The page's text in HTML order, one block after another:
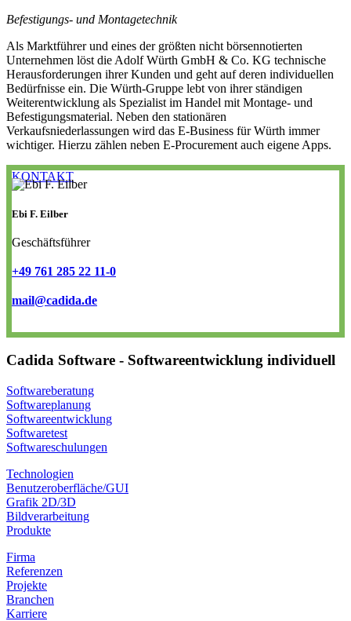
Befestigungs- und Montagetechnik
Als Marktführer und eines der größten nicht börsennotierten
Unternehmen löst die Adolf Würth GmbH & Co. KG technische
Herausforderungen ihrer Kunden und geht auf deren individuellen
Bedürfnisse ein. Die Würth-Gruppe lebt von ihrer ständigen
Weiterentwicklung als Spezialist im Handel mit Montage- und
Befestigungsmaterial. Neben den stationären
Verkaufsniederlassungen wird das E-Business für Würth immer
wichtiger. Hierzu zählen neben E-Procurement auch eigene Apps.
KONTAKT
Ebi F. Eilber
Geschäftsführer
+49 761 285 22 11-0
mail@cadida.de
Cadida Software - Softwareentwicklung individuell
Softwareberatung
Softwareplanung
Softwareentwicklung
Softwaretest
Softwareschulungen
Technologien
Benutzeroberfläche/GUI
Grafik 2D/3D
Bildverarbeitung
Produkte
Firma
Referenzen
Projekte
Branchen
Karriere